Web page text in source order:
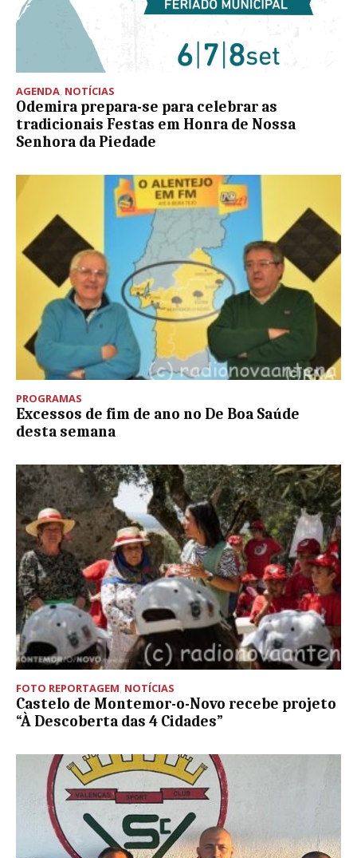
AGENDA, NOTÍCIAS
Odemira prepara-se para celebrar as
tradicionais Festas em Honra de Nossa
Senhora da Piedade
PROGRAMAS
Excessos de fim de ano no De Boa Saúde
desta semana
FOTO REPORTAGEM, NOTÍCIAS
Castelo de Montemor-o-Novo recebe projeto
“À Descoberta das 4 Cidades”